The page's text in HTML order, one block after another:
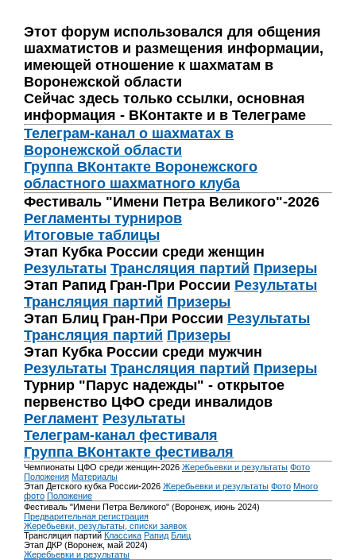
Этот форум использовался для общения
шахматистов и размещения информации,
имеющей отношение к шахматам в
Воронежской области
Сейчас здесь только ссылки, основная
информация - ВКонтакте и в Телеграме
Телеграм-канал о шахматах в
Воронежской области
Группа ВКонтакте Воронежского
областного шахматного клуба
Фестиваль "Имени Петра Великого"-2026
Регламенты турниров
Итоговые таблицы
Этап Кубка России среди женщин
Результаты Трансляция партий Призеры
Этап Рапид Гран-При России Результаты
Трансляция партий Призеры
Этап Блиц Гран-При России Результаты
Трансляция партий Призеры
Этап Кубка России среди мужчин
Результаты Трансляция партий Призеры
Турнир "Парус надежды" - открытое
первенство ЦФО среди инвалидов
Регламент Результаты
Телеграм-канал фестиваля
Группа ВКонтакте фестиваля
Чемпионаты ЦФО среди женщин-2026 Жеребьевки и результаты Фото
Положения Материалы
Этап Детского кубка России-2026 Жеребьевки и результаты Фото Много
фото Положение
Фестиваль "Имени Петра Великого" (Воронеж, июнь 2024)
Предварительная регистрация
Жеребьевки, результаты, списки заявок
Трансляция партий Классика Рапид Блиц
Этап ДКР (Воронеж, май 2024)
Жеребьевки и результаты